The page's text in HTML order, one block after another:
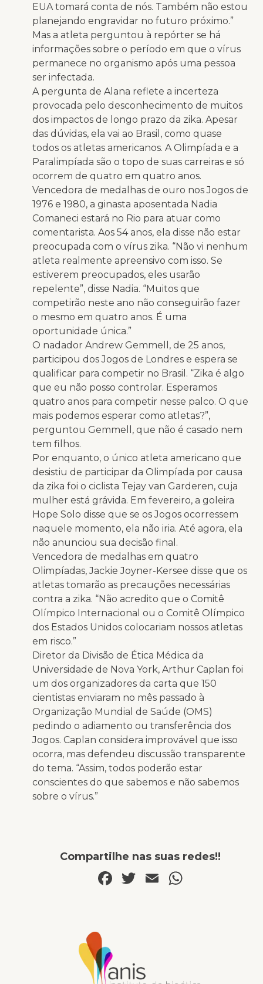
EUA tomará conta de nós. Também não estou
planejando engravidar no futuro próximo.”
Mas a atleta perguntou à repórter se há
informações sobre o período em que o vírus
permanece no organismo após uma pessoa
ser infectada.
A pergunta de Alana reflete a incerteza
provocada pelo desconhecimento de muitos
dos impactos de longo prazo da zika. Apesar
das dúvidas, ela vai ao Brasil, como quase
todos os atletas americanos. A Olimpíada e a
Paralimpíada são o topo de suas carreiras e só
ocorrem de quatro em quatro anos.
Vencedora de medalhas de ouro nos Jogos de
1976 e 1980, a ginasta aposentada Nadia
Comaneci estará no Rio para atuar como
comentarista. Aos 54 anos, ela disse não estar
preocupada com o vírus zika. “Não vi nenhum
atleta realmente apreensivo com isso. Se
estiverem preocupados, eles usarão
repelente”, disse Nadia. “Muitos que
competirão neste ano não conseguirão fazer
o mesmo em quatro anos. É uma
oportunidade única.”
O nadador Andrew Gemmell, de 25 anos,
participou dos Jogos de Londres e espera se
qualificar para competir no Brasil. “Zika é algo
que eu não posso controlar. Esperamos
quatro anos para competir nesse palco. O que
mais podemos esperar como atletas?”,
perguntou Gemmell, que não é casado nem
tem filhos.
Por enquanto, o único atleta americano que
desistiu de participar da Olimpíada por causa
da zika foi o ciclista Tejay van Garderen, cuja
mulher está grávida. Em fevereiro, a goleira
Hope Solo disse que se os Jogos ocorressem
naquele momento, ela não iria. Até agora, ela
não anunciou sua decisão final.
Vencedora de medalhas em quatro
Olimpíadas, Jackie Joyner-Kersee disse que os
atletas tomarão as precauções necessárias
contra a zika. “Não acredito que o Comitê
Olímpico Internacional ou o Comitê Olímpico
dos Estados Unidos colocariam nossos atletas
em risco.”
Diretor da Divisão de Ética Médica da
Universidade de Nova York, Arthur Caplan foi
um dos organizadores da carta que 150
cientistas enviaram no mês passado à
Organização Mundial de Saúde (OMS)
pedindo o adiamento ou transferência dos
Jogos. Caplan considera improvável que isso
ocorra, mas defendeu discussão transparente
do tema. “Assim, todos poderão estar
conscientes do que sabemos e não sabemos
sobre o vírus.”
Compartilhe nas suas redes!!
Facebook
Twitter
Email